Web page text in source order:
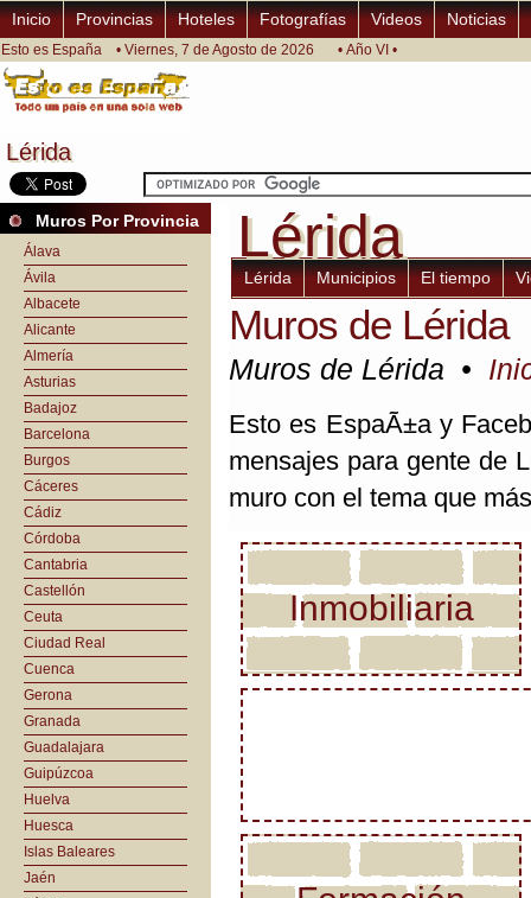
Lérida
Lérida
Inicio Provincias Hoteles Fotografías Videos Noticias
Esto es España • Viernes, 7 de Agosto de 2026 • Año VI •
Muros Por Provincia
Álava
Ávila
Albacete
Alicante
Almería
Asturias
Badajoz
Barcelona
Burgos
Cáceres
Cádiz
Córdoba
Cantabria
Castellón
Ceuta
Ciudad Real
Cuenca
Gerona
Granada
Guadalajara
Guipúzcoa
Huelva
Huesca
Islas Baleares
Jaén
Lérida
Lérida
Lérida Municipios El tiempo
Muros de Lérida
Muros de Lérida •
Esto es EspaÃ±a y
mensajes para gente de
muro con el tema que
Inmobiliaria